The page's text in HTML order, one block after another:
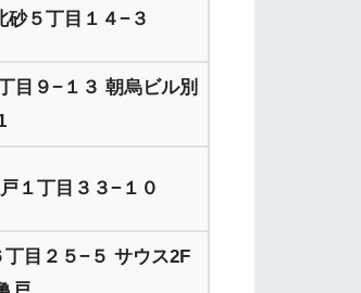
砂５丁目１４−３
目９−１３ 朝烏ビル別
１丁目３３−１０
目２５−５ サウス2F